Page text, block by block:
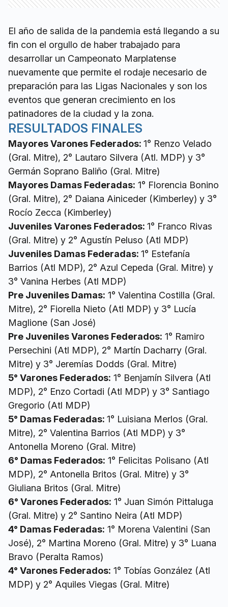
El año de salida de la pandemia está llegando a su
fin con el orgullo de haber trabajado para
desarrollar un Campeonato Marplatense
nuevamente que permite el rodaje necesario de
preparación para las Ligas Nacionales y son los
eventos que generan crecimiento en los
patinadores de la ciudad y la zona.
RESULTADOS FINALES
Mayores Varones Federados: 1° Renzo Velado
(Gral. Mitre), 2° Lautaro Silvera (Atl. MDP) y 3°
Germán Soprano Baliño (Gral. Mitre)
Mayores Damas Federadas: 1° Florencia Bonino
(Gral. Mitre), 2° Daiana Ainiceder (Kimberley) y 3°
Rocío Zecca (Kimberley)
Juveniles Varones Federados: 1° Franco Rivas
(Gral. Mitre) y 2° Agustín Peluso (Atl MDP)
Juveniles Damas Federadas: 1° Estefanía
Barrios (Atl MDP), 2° Azul Cepeda (Gral. Mitre) y
3° Vanina Herbes (Atl MDP)
Pre Juveniles Damas: 1° Valentina Costilla (Gral.
Mitre), 2° Fiorella Nieto (Atl MDP) y 3° Lucía
Maglione (San José)
Pre Juveniles Varones Federados: 1° Ramiro
Persechini (Atl MDP), 2° Martín Dacharry (Gral.
Mitre) y 3° Jeremías Dodds (Gral. Mitre)
5° Varones Federados: 1° Benjamín Silvera (Atl
MDP), 2° Enzo Cortadi (Atl MDP) y 3° Santiago
Gregorio (Atl MDP)
5° Damas Federadas: 1° Luisiana Merlos (Gral.
Mitre), 2° Valentina Barrios (Atl MDP) y 3°
Antonella Moreno (Gral. Mitre)
6° Damas Federados: 1° Felicitas Polisano (Atl
MDP), 2° Antonella Britos (Gral. Mitre) y 3°
Giuliana Britos (Gral. Mitre)
6° Varones Federados: 1° Juan Simón Pittaluga
(Gral. Mitre) y 2° Santino Neira (Atl MDP)
4° Damas Federadas: 1° Morena Valentini (San
José), 2° Martina Moreno (Gral. Mitre) y 3° Luana
Bravo (Peralta Ramos)
4° Varones Federados: 1° Tobías González (Atl
MDP) y 2° Aquiles Viegas (Gral. Mitre)